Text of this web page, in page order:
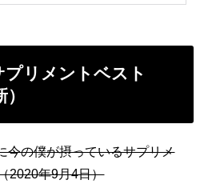
リメントベスト
今の僕が摂っているサプリメ
2020年9月4日）